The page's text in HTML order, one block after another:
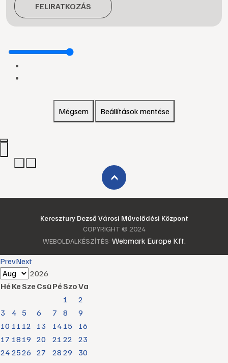
FELIRATKOZÁS
Mégsem Beállítások mentése
›
Keresztury Dezső Városi Művelődési Központ
COPYRIGHT © 2024
WEBOLDALKÉSZÍTÉS: Webmark Europe Kft.
PrevNext
2026
HéKeSzeCsüPéSzoVa
1
2
3
4 5 6 7 8
9
10 11 12 13 14 15
16
17 18 19 20 21 22
23
24 2526 27 28 29
30